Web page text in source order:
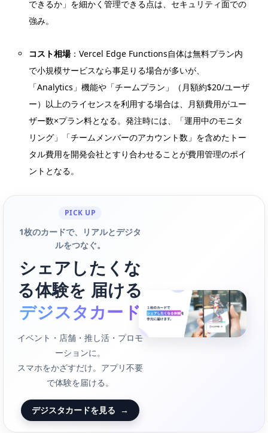
できるか」を細かく管理できる点は、セキュリティ面での
強み。
コスト相場：Vercel Edge Functions自体は無料プラン内
で小規模サービスなら事足りる場合が多いが、
「Analytics」機能や「チームプラン」（月額約$20/ユーザ
ー）以上のライセンスを利用する場合は、月額費用がユー
ザー数×プラン料となる。発注時には、「運用中のモニタ
リング」「チームメンバーのアカウント数」を含めたトー
タル費用を開発会社とすり合わせることが費用管理のポイ
ントとなる。
PICK UP
1枚のカードで、リアルとデジタ
ルをつなぐ。
シェアしたくな
る体験を 届ける
デジスタカード
イベント・店舗・推し活・プロモ
ーションに。
スマホをかざすだけ。アプリ不要
で体験を届ける。
デジスタカードを見る →